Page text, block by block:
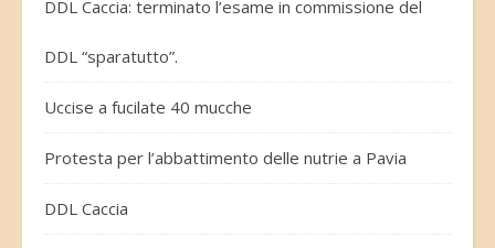
DDL Caccia: terminato l’esame in commissione del
DDL “sparatutto”.
Uccise a fucilate 40 mucche
Protesta per l’abbattimento delle nutrie a Pavia
DDL Caccia